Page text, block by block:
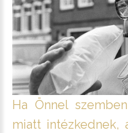
Ha Önnel
miatt intézkednek,